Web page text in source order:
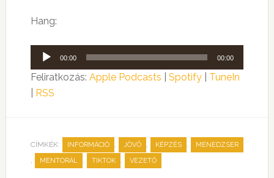
Hang:
Audió
lejátszó
00:00 00:00
Feliratkozás: Apple Podcasts Spotify| TuneIn
RSS
CÍMKÉK: INFORMÁCIÓ , JÖVŐ , KÉPZÉS , MENEDZSER
, MENTORÁL , TIKTOK , VEZETŐ